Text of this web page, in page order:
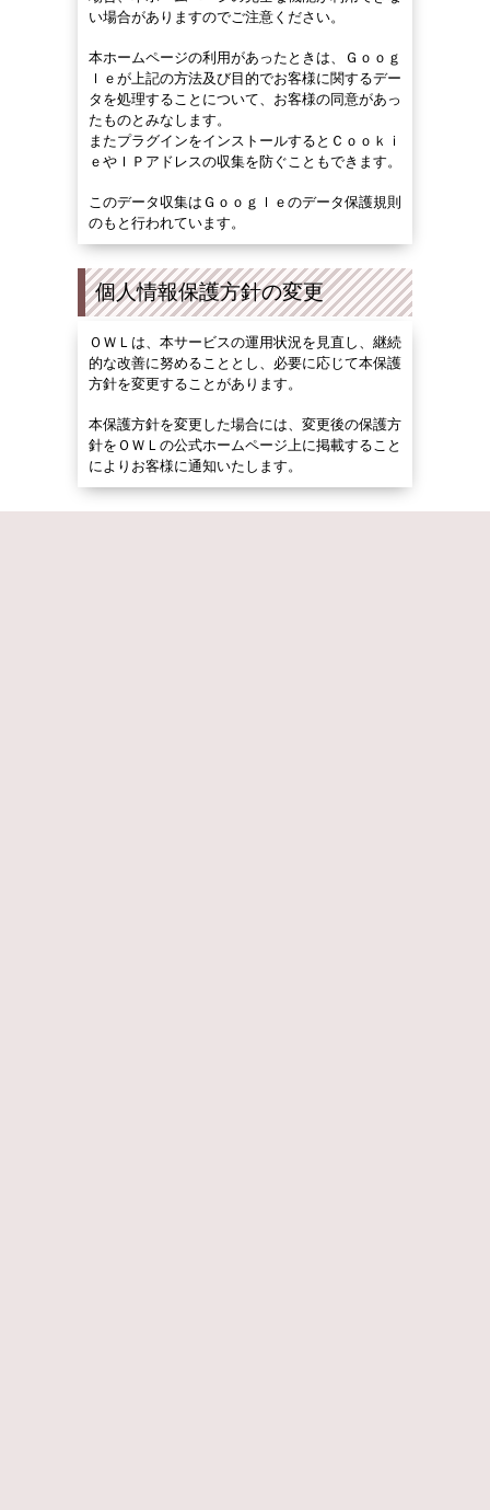
い場合がありますのでご注意ください。
本ホームページの利用があったときは、Ｇｏｏｇ
ｌｅが上記の方法及び目的でお客様に関するデー
タを処理することについて、お客様の同意があっ
たものとみなします。
またプラグインをインストールするとＣｏｏｋｉ
ｅやＩＰアドレスの収集を防ぐこともできます。
このデータ収集はＧｏｏｇｌｅのデータ保護規則
のもと行われています。
個人情報保護方針の変更
ＯＷＬは、本サービスの運用状況を見直し、継続
的な改善に努めることとし、必要に応じて本保護
方針を変更することがあります。
本保護方針を変更した場合には、変更後の保護方
針をＯＷＬの公式ホームページ上に掲載すること
によりお客様に通知いたします。